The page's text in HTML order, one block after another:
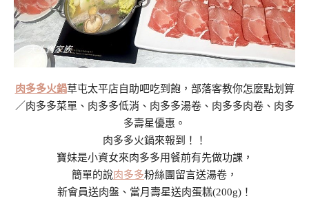
肉多多火鍋草屯太平店自助吧吃到飽，部落客教你怎麼點划算
／肉多多菜單、肉多多低消、肉多多湯卷、肉多多肉卷、肉多
多壽星優惠。
肉多多火鍋來報到！！
寶妹是小資女來肉多多用餐前有先做功課，
簡單的說肉多多粉絲團留言送湯卷，
新會員送肉盤、當月壽星送肉蛋糕(200g)！